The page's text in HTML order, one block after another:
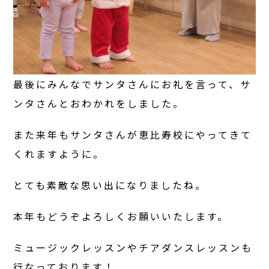
最後にみんなでサンタさんにお礼を言って、サ
ンタさんとおわかれをしました。
また来年もサンタさんが恵比寿校にやってきて
くれますように。
とても素敵な思い出になりましたね。
本年もどうぞよろしくお願いいたします。
ミュージックレッスンやチアダンスレッスンも